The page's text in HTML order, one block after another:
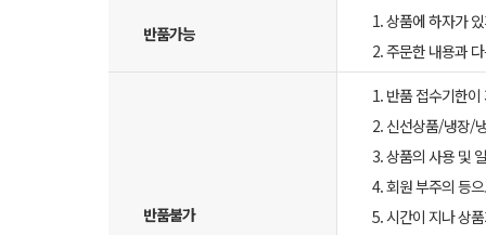
반품가능
1. 상품에 하자가
2. 주문한 내용과
반품불가
1. 반품 접수기한이
2. 신선상품/냉장/
3. 상품의 사용 및
4. 회원 부주의 등
5. 시간이 지나 상